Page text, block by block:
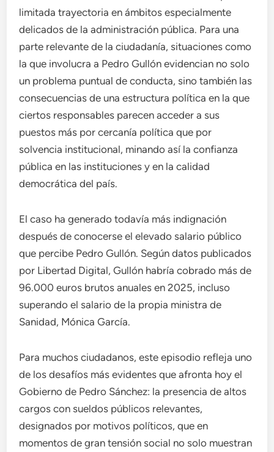
limitada trayectoria en ámbitos especialmente
delicados de la administración pública. Para una
parte relevante de la ciudadanía, situaciones como
la que involucra a Pedro Gullón evidencian no solo
un problema puntual de conducta, sino también las
consecuencias de una estructura política en la que
ciertos responsables parecen acceder a sus
puestos más por cercanía política que por
solvencia institucional, minando así la confianza
pública en las instituciones y en la calidad
democrática del país.
El caso ha generado todavía más indignación
después de conocerse el elevado salario público
que percibe Pedro Gullón. Según datos publicados
por Libertad Digital, Gullón habría cobrado más de
96.000 euros brutos anuales en 2025, incluso
superando el salario de la propia ministra de
Sanidad, Mónica García.
Para muchos ciudadanos, este episodio refleja uno
de los desafíos más evidentes que afronta hoy el
Gobierno de Pedro Sánchez: la presencia de altos
cargos con sueldos públicos relevantes,
designados por motivos políticos, que en
momentos de gran tensión social no solo muestran